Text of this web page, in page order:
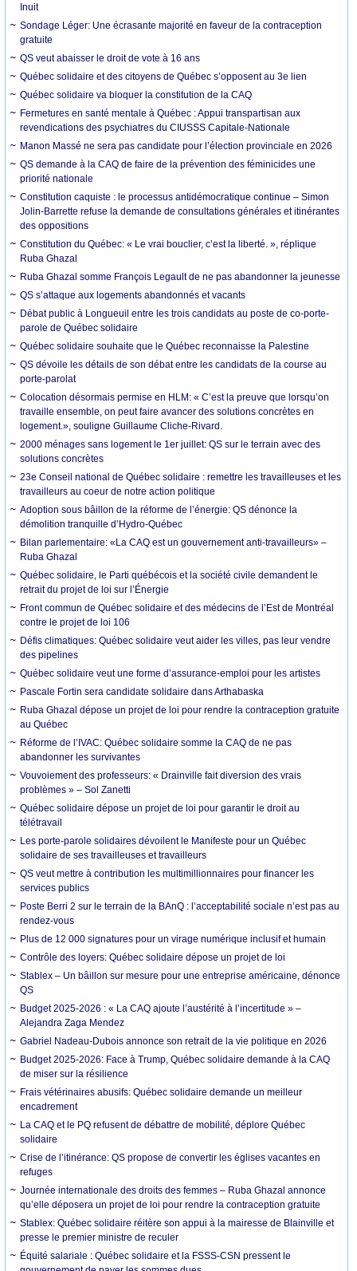
Inuit
Sondage Léger: Une écrasante majorité en faveur de la contraception
gratuite
QS veut abaisser le droit de vote à 16 ans
Québec solidaire et des citoyens de Québec s’opposent au 3e lien
Québec solidaire va bloquer la constitution de la CAQ
Fermetures en santé mentale à Québec : Appui transpartisan aux
revendications des psychiatres du CIUSSS Capitale-Nationale
Manon Massé ne sera pas candidate pour l’élection provinciale en 2026
QS demande à la CAQ de faire de la prévention des féminicides une
priorité nationale
Constitution caquiste : le processus antidémocratique continue – Simon
Jolin-Barrette refuse la demande de consultations générales et itinérantes
des oppositions
Constitution du Québec: « Le vrai bouclier, c’est la liberté. », réplique
Ruba Ghazal
Ruba Ghazal somme François Legault de ne pas abandonner la jeunesse
QS s’attaque aux logements abandonnés et vacants
Débat public à Longueuil entre les trois candidats au poste de co-porte-
parole de Québec solidaire
Québec solidaire souhaite que le Québec reconnaisse la Palestine
QS dévoile les détails de son débat entre les candidats de la course au
porte-parolat
Colocation désormais permise en HLM: « C’est la preuve que lorsqu’on
travaille ensemble, on peut faire avancer des solutions concrètes en
logement.», souligne Guillaume Cliche-Rivard.
2000 ménages sans logement le 1er juillet: QS sur le terrain avec des
solutions concrètes
23e Conseil national de Québec solidaire : remettre les travailleuses et les
travailleurs au coeur de notre action politique
Adoption sous bâillon de la réforme de l’énergie: QS dénonce la
démolition tranquille d’Hydro-Québec
Bilan parlementaire: «La CAQ est un gouvernement anti-travailleurs» –
Ruba Ghazal
Québec solidaire, le Parti québécois et la société civile demandent le
retrait du projet de loi sur l’Énergie
Front commun de Québec solidaire et des médecins de l’Est de Montréal
contre le projet de loi 106
Défis climatiques: Québec solidaire veut aider les villes, pas leur vendre
des pipelines
Québec solidaire veut une forme d’assurance-emploi pour les artistes
Pascale Fortin sera candidate solidaire dans Arthabaska
Ruba Ghazal dépose un projet de loi pour rendre la contraception gratuite
au Québec
Réforme de l’IVAC: Québec solidaire somme la CAQ de ne pas
abandonner les survivantes
Vouvoiement des professeurs: « Drainville fait diversion des vrais
problèmes » – Sol Zanetti
Québec solidaire dépose un projet de loi pour garantir le droit au
télétravail
Les porte-parole solidaires dévoilent le Manifeste pour un Québec
solidaire de ses travailleuses et travailleurs
QS veut mettre à contribution les multimillionnaires pour financer les
services publics
Poste Berri 2 sur le terrain de la BAnQ : l’acceptabilité sociale n’est pas au
rendez-vous
Plus de 12 000 signatures pour un virage numérique inclusif et humain
Contrôle des loyers: Québec solidaire dépose un projet de loi
Stablex – Un bâillon sur mesure pour une entreprise américaine, dénonce
QS
Budget 2025-2026 : « La CAQ ajoute l’austérité à l’incertitude » –
Alejandra Zaga Mendez
Gabriel Nadeau-Dubois annonce son retrait de la vie politique en 2026
Budget 2025-2026: Face à Trump, Québec solidaire demande à la CAQ
de miser sur la résilience
Frais vétérinaires abusifs: Québec solidaire demande un meilleur
encadrement
La CAQ et le PQ refusent de débattre de mobilité, déplore Québec
solidaire
Crise de l’itinérance: QS propose de convertir les églises vacantes en
refuges
Journée internationale des droits des femmes – Ruba Ghazal annonce
qu’elle déposera un projet de loi pour rendre la contraception gratuite
Stablex: Québec solidaire réitère son appui à la mairesse de Blainville et
presse le premier ministre de reculer
Équité salariale : Québec solidaire et la FSSS-CSN pressent le